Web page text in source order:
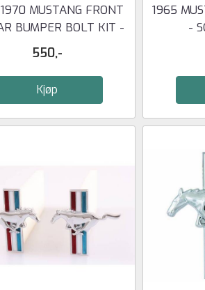
MUSTANG FRONT
BUMPER BOLT KIT -
...
550,-
Kjøp
1965
-